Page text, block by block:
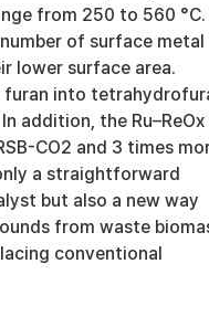
from 250 to 560 °C.
of surface metal
lower surface area.
furan into
addition, the Ru–ReOx
CO2 and 3 times
a straightforward
but also a new way
from waste
conventional